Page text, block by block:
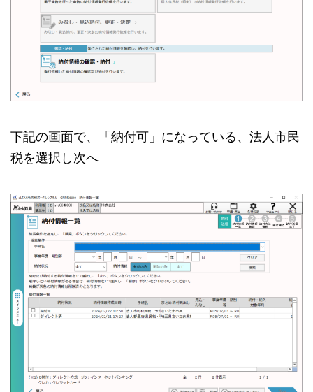
下記の画面で、「納付可」になっている、法人市民
税を選択し次へ